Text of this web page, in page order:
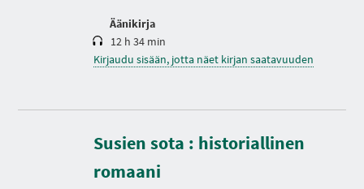
Äänikirja
12 h 34 min
Kirjaudu sisään, jotta näet kirjan saatavuuden
Susien sota : historiallinen
romaani
K
e
s
t